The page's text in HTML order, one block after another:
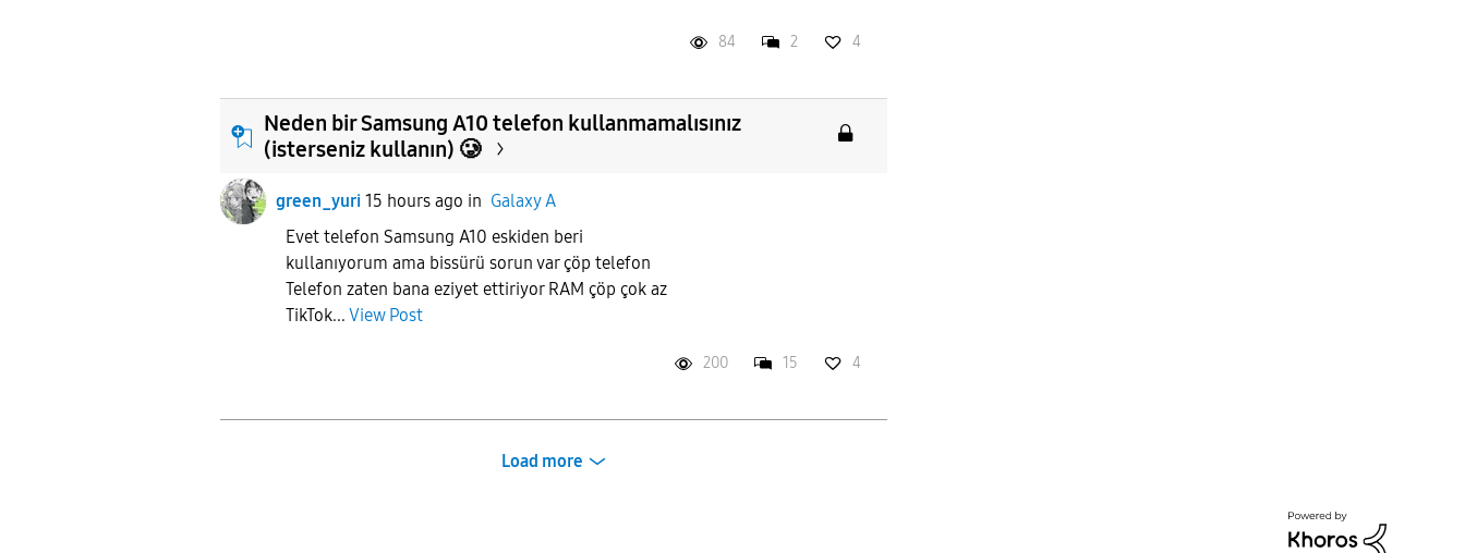
84 2 4
Neden bir Samsung A10 telefon kullanmamalısınız
(isterseniz kullanın) 🥲
green_yuri 15 hours ago in Galaxy A
Evet telefon Samsung A10 eskiden beri
kullanıyorum ama bissürü sorun var çöp telefon
Telefon zaten bana eziyet ettiriyor RAM çöp çok az
TikTok... View Post
200 15 4
Load more